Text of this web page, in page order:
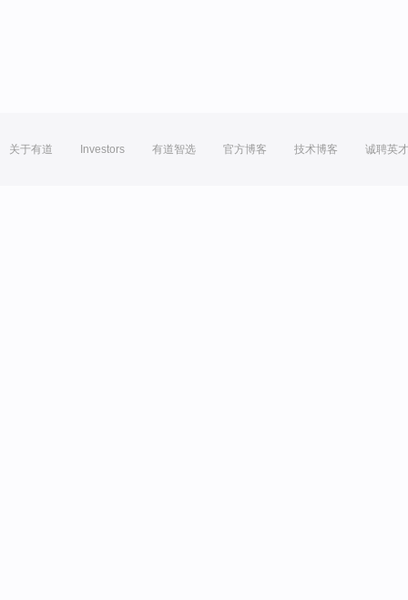
关于有道 Investors 有道智选 官方博客 技术博客 诚聘英才